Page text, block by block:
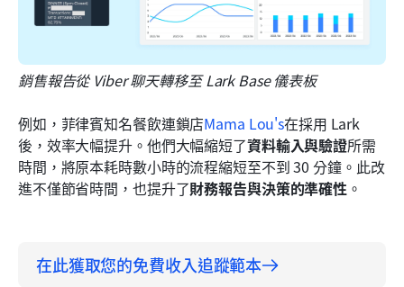
銷售報告從 Viber 聊天轉移至 Lark Base 儀表板
例如，菲律賓知名餐飲連鎖店Mama Lou's在採用 Lark
後，效率大幅提升。他們大幅縮短了資料輸入與驗證所需
時間，將原本耗時數小時的流程縮短至不到 30 分鐘。此改
進不僅節省時間，也提升了財務報告與決策的準確性 。
在此獲取您的免費收入追蹤範本